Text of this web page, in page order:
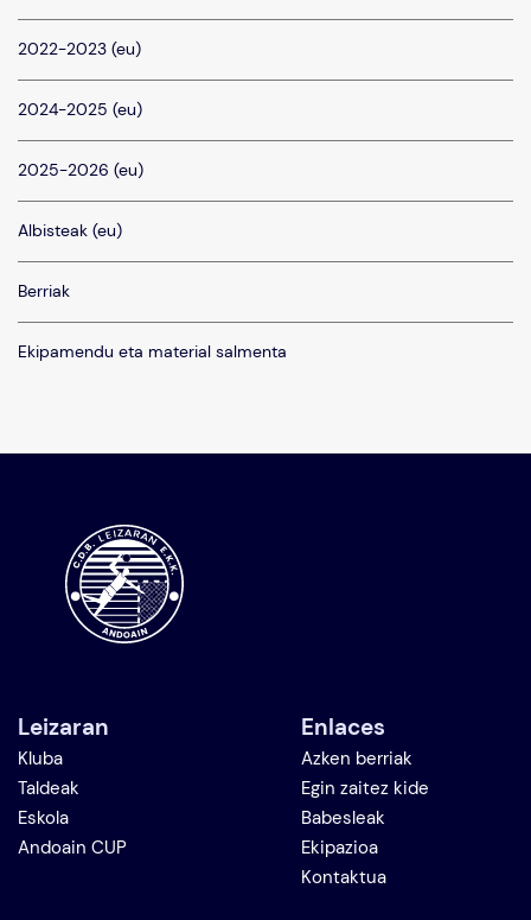
2022-2023 (eu)
2024-2025 (eu)
2025-2026 (eu)
Albisteak (eu)
Berriak
Ekipamendu eta material salmenta
Leizaran
Kluba
Taldeak
Eskola
Andoain CUP
Enlaces
Azken berriak
Egin zaitez kide
Babesleak
Ekipazioa
Kontaktua